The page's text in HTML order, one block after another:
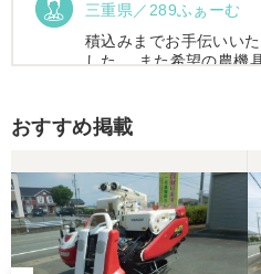
三重県／289ふぁーむ
積込みまでお手伝いい
した。 また希望の農機
この度はお世話になり
よろしくお願いします。
おすすめ掲載